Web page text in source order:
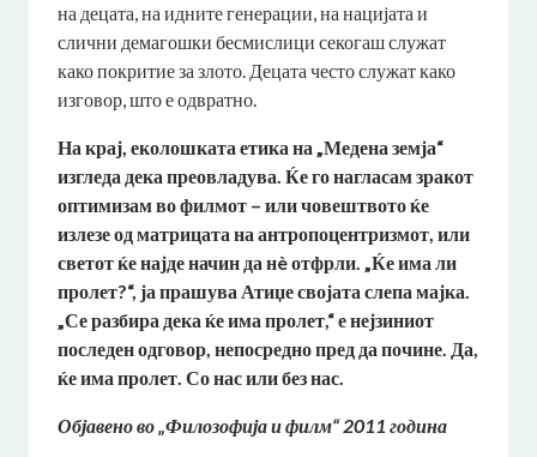
на децата, на идните генерации, на нацијата и
слични демагошки бесмислици секогаш служат
како покритие за злото. Децата често служат како
изговор, што е одвратно.
На крај, еколошката етика на „Медена земја“
изгледа дека преовладува. Ќе го нагласам зракот
оптимизам во филмот – или човештвото ќе
излезе од матрицата на антропоцентризмот, или
светот ќе најде начин да нè отфрли. „Ќе има ли
пролет?“, ја прашува Атиџе својата слепа мајка.
„Се разбира дека ќе има пролет,“ е нејзиниот
последен одговор, непосредно пред да почине. Да,
ќе има пролет. Со нас или без нас.
Објавено во „Филозофија и филм“ 2011 година